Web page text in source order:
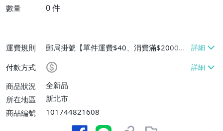
數量 0件
運費規則
郵局掛號【單件運費$40、消費滿$2000免
付款方式
商品狀況
全新品
所在地區
新北市
商品編號
101744821608